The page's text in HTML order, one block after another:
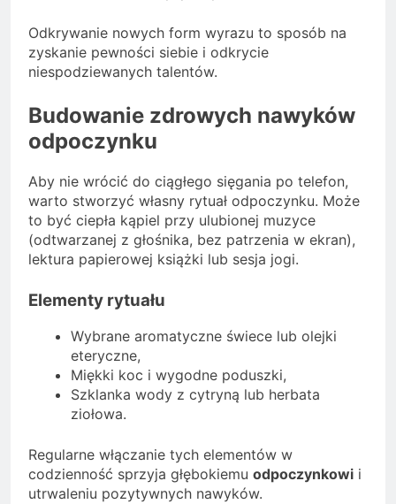
Odkrywanie nowych form wyrazu to sposób na
zyskanie pewności siebie i odkrycie
niespodziewanych talentów.
Budowanie zdrowych nawyków
odpoczynku
Aby nie wrócić do ciągłego sięgania po telefon,
warto stworzyć własny rytuał odpoczynku. Może
to być ciepła kąpiel przy ulubionej muzyce
(odtwarzanej z głośnika, bez patrzenia w ekran),
lektura papierowej książki lub sesja jogi.
Elementy rytuału
Wybrane aromatyczne świece lub olejki
eteryczne,
Miękki koc i wygodne poduszki,
Szklanka wody z cytryną lub herbata
ziołowa.
Regularne włączanie tych elementów w
codzienność sprzyja głębokiemu odpoczynkowi i
utrwaleniu pozytywnych nawyków.